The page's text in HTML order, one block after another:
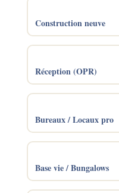
Construction neuve
Réception (OPR)
Bureaux / Locaux pro
Base vie / Bungalows